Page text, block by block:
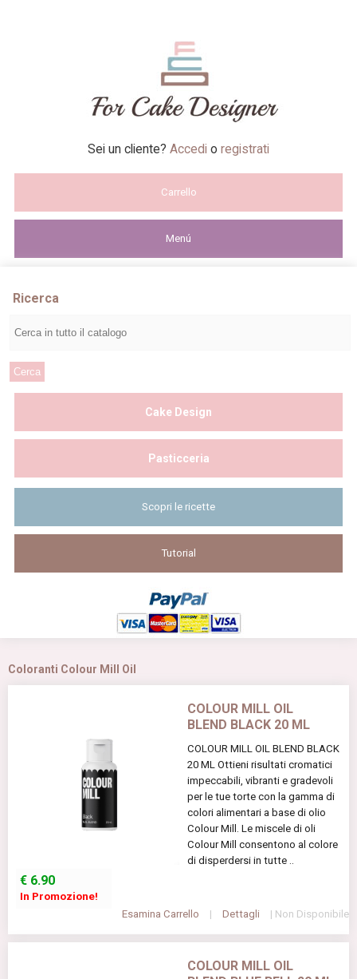
Sei un cliente? Accedi o registrati
Carrello
Menú
Ricerca
Cake Design
Pasticceria
Scopri le ricette
Tutorial
Coloranti Colour Mill Oil
COLOUR MILL OIL
BLEND BLACK 20 ML
COLOUR MILL OIL BLEND BLACK
20 ML Ottieni risultati cromatici
impeccabili, vibranti e gradevoli
per le tue torte con la gamma di
colori alimentari a base di olio
Colour Mill. Le miscele di oli
Colour Mill consentono al colore
di disperdersi in tutte ..
€ 6.90
In Promozione!
Esamina Carrello
| Dettagli | Non Disponibile
COLOUR MILL OIL